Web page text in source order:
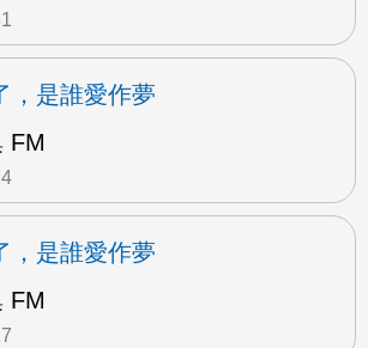
，是誰愛作夢
FM
，是誰愛作夢
FM